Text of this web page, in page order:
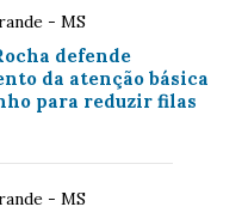
- MS
defende
da atenção básica
para reduzir filas
- MS